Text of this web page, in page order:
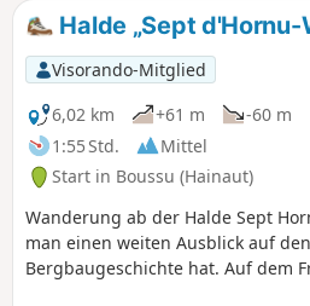
Halde „Sept d'Hornu-
Visorando-Mitglied
6,02 km
+61 m
-60 m
1:55 Std.
Mittel
Start in Boussu (Hainaut)
Wanderung ab der Halde Sept
man einen weiten Ausblick auf
Bergbaugeschichte hat. Auf dem